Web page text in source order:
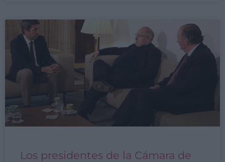
Los presidentes de la Cámara de